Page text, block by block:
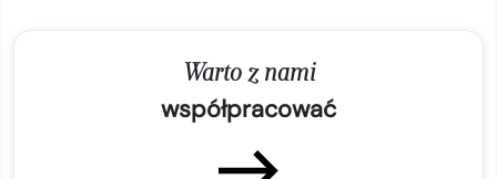
Warto z nami
współpracować